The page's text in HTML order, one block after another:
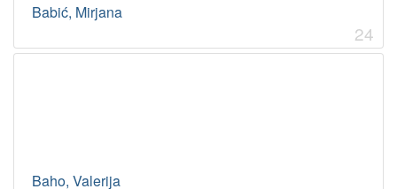
Babić, Mirjana
24
Baho, Valerija